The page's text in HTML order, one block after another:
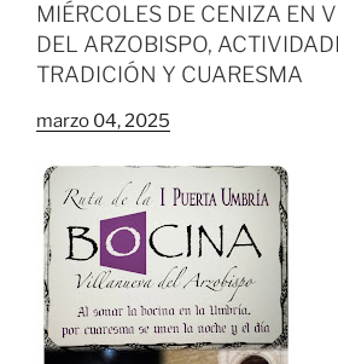
MIÉRCOLES DE CENIZA EN
DEL ARZOBISPO,
TRADICIÓN Y CUARESMA
marzo 04, 2025